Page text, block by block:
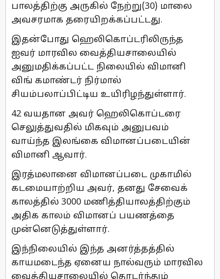
பாலத்திற்கு அருகில் நேற்று(30) மாலை
அவசரமாக தரையிறக்கப்பட்டது.
இதன்போது ஹெலிகொப்டரிலிருந்த
ஐவர் மாரவில வைத்தியசாலையில்
அனுமதிக்கப்பட்ட நிலையில் விமானி
விங் கமாண்டர் நிர்மால்
சியம்பலாப்பிட்டிய உயிரிழந்துள்ளார்.
42 வயதான அவர் ஹெலிகொப்டரை
செலுத்துவதில் மிகவும் அனுபவம்
வாய்ந்த இலங்கை விமானப்படையின்
விமானி ஆவார்.
இரத்மலானை விமானப்படை முகாமில்
கடமையாற்றிய அவர், தனது சேவைக்
காலத்தில் 3000 மணித்தியாலத்திற்கும்
அதிக காலம் விமானப் பயணத்தை
முன்னெடுத்துள்ளார்.
இந்நிலையில் இந்த அனர்த்தத்தில்
காயமடைந்த ஏனைய நால்வரும் மாரவில
வைத்தியசாலையில் தொடர்ந்தும்